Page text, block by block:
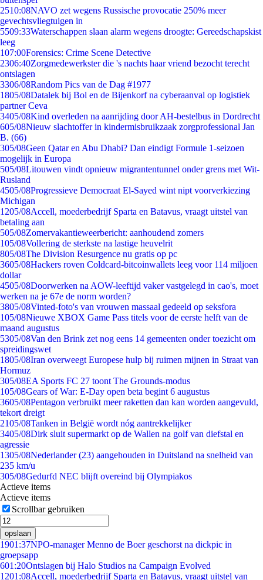
2510:08NAVO zet wegens Russische provocatie 250% meer
gevechtsvliegtuigen in
5509:33Waterschappen slaan alarm wegens droogte: Gereedschapskist
leeg
107:00Forensics: Crime Scene Detective
2306:40Zorgmedewerkster die 's nachts haar vriend bezocht terecht
ontslagen
3306/08Random Pics van de Dag #1977
1805/08Datalek bij Bol en de Bijenkorf na cyberaanval op logistiek
partner Ceva
3405/08Kind overleden na aanrijding door AH-bestelbus in Dordrecht
605/08Nieuw slachtoffer in kindermisbruikzaak zorgprofessional Jan
B. (66)
305/08Geen Qatar en Abu Dhabi? Dan eindigt Formule 1-seizoen
mogelijk in Europa
505/08Litouwen vindt opnieuw migrantentunnel onder grens met Wit-
Rusland
4505/08Progressieve Democraat El-Sayed wint nipt voorverkiezing
Michigan
1205/08Accell, moederbedrijf Sparta en Batavus, vraagt uitstel van
betaling aan
505/08Zomervakantieweerbericht: aanhoudend zomers
105/08Vollering de sterkste na lastige heuvelrit
805/08The Division Resurgence nu gratis op pc
3605/08Hackers roven Coldcard-bitcoinwallets leeg voor 114 miljoen
dollar
4505/08Doorwerken na AOW-leeftijd vaker vastgelegd in cao's, moet
werken na je 67e de norm worden?
3805/08Vinted-foto's van vrouwen massaal gedeeld op seksfora
105/08Nieuwe XBOX Game Pass titels voor de eerste helft van de
maand augustus
5305/08Van den Brink zet nog eens 14 gemeenten onder toezicht om
spreidingswet
1805/08Iran overweegt Europese hulp bij ruimen mijnen in Straat van
Hormuz
305/08EA Sports FC 27 toont The Grounds-modus
105/08Gears of War: E-Day open beta begint 6 augustus
3605/08Pentagon verbruikt meer raketten dan kan worden aangevuld,
tekort dreigt
2105/08Tanken in België wordt nóg aantrekkelijker
3405/08Dirk sluit supermarkt op de Wallen na golf van diefstal en
agressie
1305/08Nederlander (23) aangehouden in Duitsland na snelheid van
235 km/u
305/08Gedurfd NEC blijft overeind bij Olympiakos
Actieve items
Actieve items
Scrollbar gebruiken
opslaan
1901:37NPO-manager Menno de Boer geschorst na dickpic in
groepsapp
601:20Ontslagen bij Halo Studios na Campaign Evolved
1201:08Accell, moederbedrijf Sparta en Batavus, vraagt uitstel van